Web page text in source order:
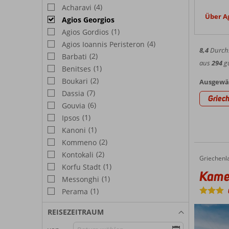
Acharavi (4)
Agios Georgios
Agios Gordios (1)
Agios Ioannis Peristeron (4)
Barbati (2)
Benitses (1)
Boukari (2)
Dassia (7)
Gouvia (6)
Ipsos (1)
Kanoni (1)
Kommeno (2)
Kontokali (2)
Korfu Stadt (1)
Messonghi (1)
Perama (1)
REISEZEITRAUM
und
lässt
Korfu
haben
Ort
Mieten
und
Bei
Über
8,4
aus 294
Home
Kamelia Apartments